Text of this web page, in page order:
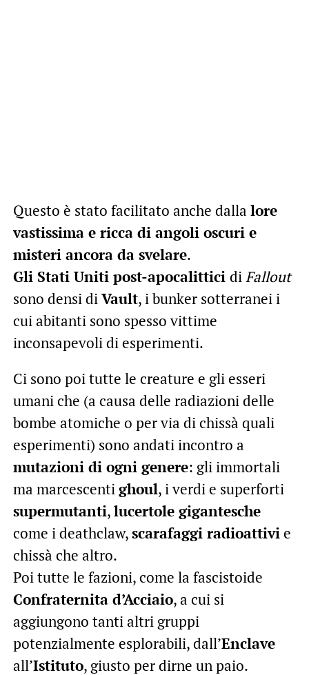
Questo è stato facilitato anche dalla lore
vastissima e ricca di angoli oscuri e
misteri ancora da svelare.
Gli Stati Uniti post-apocalittici diFallout
sono densi diVault, i bunker sotterranei i
cui abitanti sono spesso vittime
inconsapevoli di esperimenti.
Ci sono poi tutte le creature e gli esseri
umani che (a causa delle radiazioni delle
bombe atomiche o per via di chissà quali
esperimenti) sono andati incontro a
mutazioni di ogni genere: gli immortali
ma marcescentighoul, i verdi e superforti
supermutanti,lucertole gigantesche
come i deathclaw,scarafaggi radioattivie
chissà che altro.
Poi tutte le fazioni, come la fascistoide
Confraternita d’Acciaio, a cui si
aggiungono tanti altri gruppi
potenzialmente esplorabili, dall’Enclave
all’Istituto, giusto per dirne un paio.